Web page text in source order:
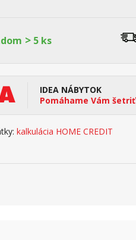
> 5 ks
IDEA NÁBYTOK
Pomáhame Vám šetriť
kalkulácia HOME CREDIT